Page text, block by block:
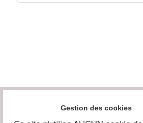
Gestion des cookies